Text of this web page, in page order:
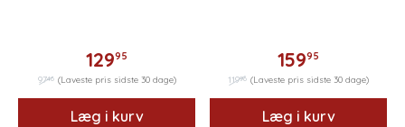
12995
9746 (Laveste pris sidste 30 dage)
Læg i kurv
15995
11996 (Laveste pris sidste 30 dage)
Læg i kurv